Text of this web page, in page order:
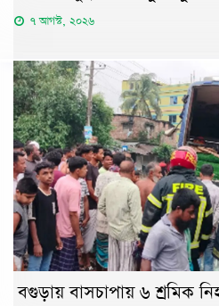
৭ আগস্ট, ২০২৬
বগুড়ায় বাসচাপায় ৬ শ্রমিক